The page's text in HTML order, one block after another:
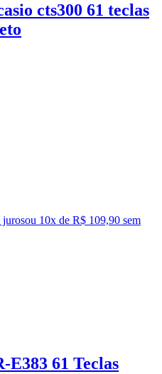
cts300 61 teclas
jurosou 10x de R$ 109,90 sem
E383 61 Teclas